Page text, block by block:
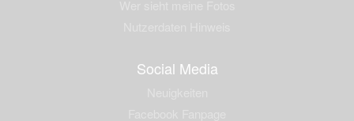
Social Media